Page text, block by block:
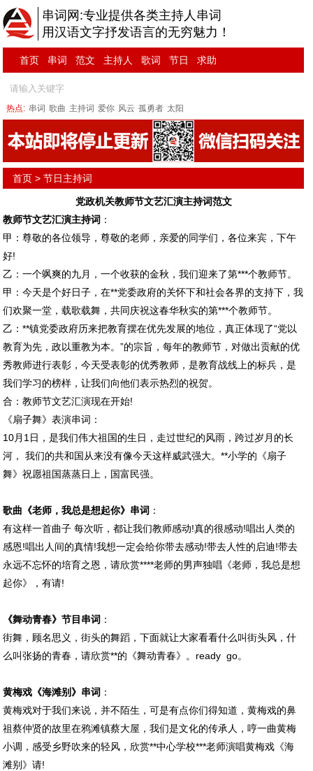
串词网:专业提供各类主持人串词
用汉语文字抒发语言的无穷魅力！
首页 串词 范文 主持人 歌词 节日 求助
热点: 串词 歌曲 主持词 爱你 风云 孤勇者 太阳
首页 >节日主持词
党政机关教师节文艺汇演主持词范文
教师节文艺汇演主持词 ：
甲：尊敬的各位领导，尊敬的老师，亲爱的同学们，各位来宾，下午
好!
乙：一个飒爽的九月，一个收获的金秋，我们迎来了第***个教师节。
甲：今天是个好日子，在**党委政府的关怀下和社会各界的支持下，我
们欢聚一堂，载歌载舞，共同庆祝这春华秋实的第***个教师节。
乙：**镇党委政府历来把教育摆在优先发展的地位，真正体现了“党以
教育为先，政以重教为本。”的宗旨，每年的教师节，对做出贡献的优
秀教师进行表彰，今天受表彰的优秀教师，是教育战线上的标兵，是
我们学习的榜样，让我们向他们表示热烈的祝贺。
合：教师节文艺汇演现在开始!
《扇子舞》表演串词 ：
10月1日，是我们伟大祖国的生日，走过世纪的风雨，跨过岁月的长
河， 我们的共和国从来没有像今天这样威武强大。**小学的《扇子
舞》祝愿祖国蒸蒸日上，国富民强。
歌曲《老师，我总是想起你》串词 ：
有这样一首曲子 每次听，都让我们教师感动!真的很感动!唱出人类的
感恩!唱出人间的真情!我想一定会给你带去感动!带去人性的启迪!带去
永远不忘怀的培育之恩，请欣赏****老师的男声独唱《老师，我总是想
起你》，有请!
《舞动青春》节目串词 ：
街舞，顾名思义，街头的舞蹈，下面就让大家看看什么叫街头风，什
么叫张扬的青春，请欣赏**的《舞动青春》。ready go。
黄梅戏《海滩别》串词 ：
黄梅戏对于我们来说，并不陌生，可是有点你们得知道，黄梅戏的鼻
祖蔡仲贤的故里在鸦滩镇蔡大屋，我们是文化的传承人，哼一曲黄梅
小调，感受乡野吹来的轻风，欣赏**中心学校***老师演唱黄梅戏《海
滩别》请!